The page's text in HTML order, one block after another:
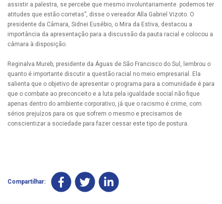
assistir a palestra, se percebe que mesmo involuntariamente podemos ter
atitudes que estão corretas”, disse o vereador Alla Gabriel Vizoto. O
presidente da Câmara, Sidnei Eusébio, o Mira da Estiva, destacou a
importância da apresentação para a discussão da pauta racial e colocou a
câmara à disposição.
Reginalva Mureb, presidente da Águas de São Francisco do Sul, lembrou o
quanto é importante discutir a questão racial no meio empresarial. Ela
salienta que o objetivo de apresentar o programa para a comunidade é para
que o combate ao preconceito e a luta pela igualdade social não fique
apenas dentro do ambiente corporativo, já que o racismo é crime, com
sérios prejuízos para os que sofrem o mesmo e precisamos de
conscientizar a sociedade para fazer cessar este tipo de postura.
Compartilhar: